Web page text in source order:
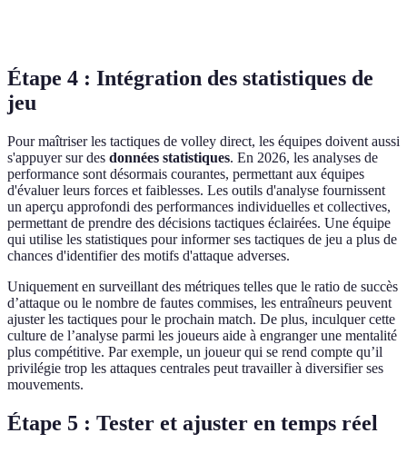
Étape 4 : Intégration des statistiques de
jeu
Pour maîtriser les tactiques de volley direct, les équipes doivent aussi
s'appuyer sur des données statistiques. En 2026, les analyses de
performance sont désormais courantes, permettant aux équipes
d'évaluer leurs forces et faiblesses. Les outils d'analyse fournissent
un aperçu approfondi des performances individuelles et collectives,
permettant de prendre des décisions tactiques éclairées. Une équipe
qui utilise les statistiques pour informer ses tactiques de jeu a plus de
chances d'identifier des motifs d'attaque adverses.
Uniquement en surveillant des métriques telles que le ratio de succès
d’attaque ou le nombre de fautes commises, les entraîneurs peuvent
ajuster les tactiques pour le prochain match. De plus, inculquer cette
culture de l’analyse parmi les joueurs aide à engranger une mentalité
plus compétitive. Par exemple, un joueur qui se rend compte qu’il
privilégie trop les attaques centrales peut travailler à diversifier ses
mouvements.
Étape 5 : Tester et ajuster en temps réel